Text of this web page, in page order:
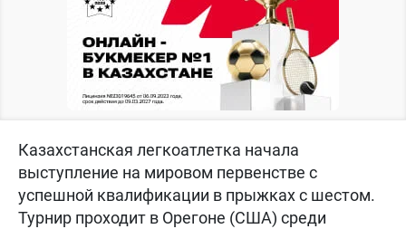
Казахстанская легкоатлетка начала
выступление на мировом первенстве с
успешной квалификации в прыжках с шестом.
Турнир проходит в Орегоне (США) среди